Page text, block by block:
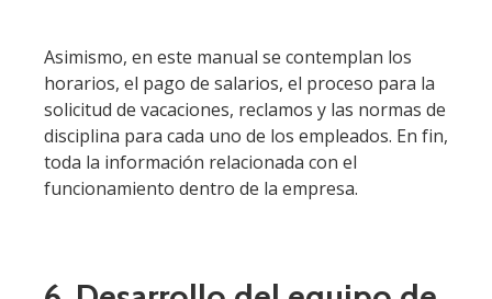
Asimismo, en este manual se contemplan los
horarios, el pago de salarios, el proceso para la
solicitud de vacaciones, reclamos y las normas de
disciplina para cada uno de los empleados. En fin,
toda la información relacionada con el
funcionamiento dentro de la empresa.